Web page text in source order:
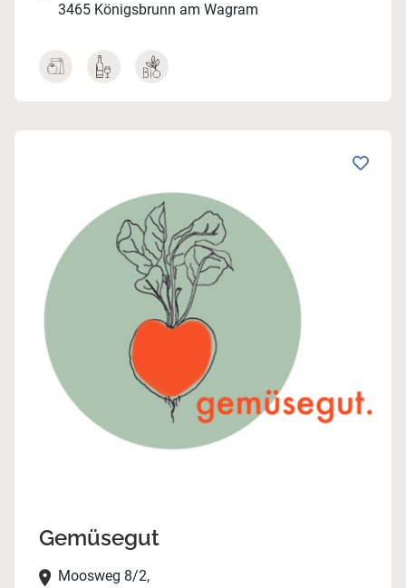
3465 Königsbrunn am Wagram
Gemüsegut
Moosweg 8/2,